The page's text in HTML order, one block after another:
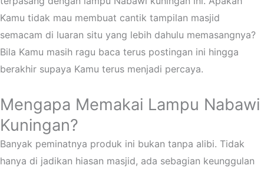
Kamu tidak mau membuat cantik tampilan masjid
semacam di luaran situ yang lebih dahulu memasangnya?
Bila Kamu masih ragu baca terus postingan ini hingga
berakhir supaya Kamu terus menjadi percaya.
Mengapa Memakai Lampu Nabawi
Kuningan?
Banyak peminatnya produk ini bukan tanpa alibi. Tidak
hanya di jadikan hiasan masjid, ada sebagian keunggulan